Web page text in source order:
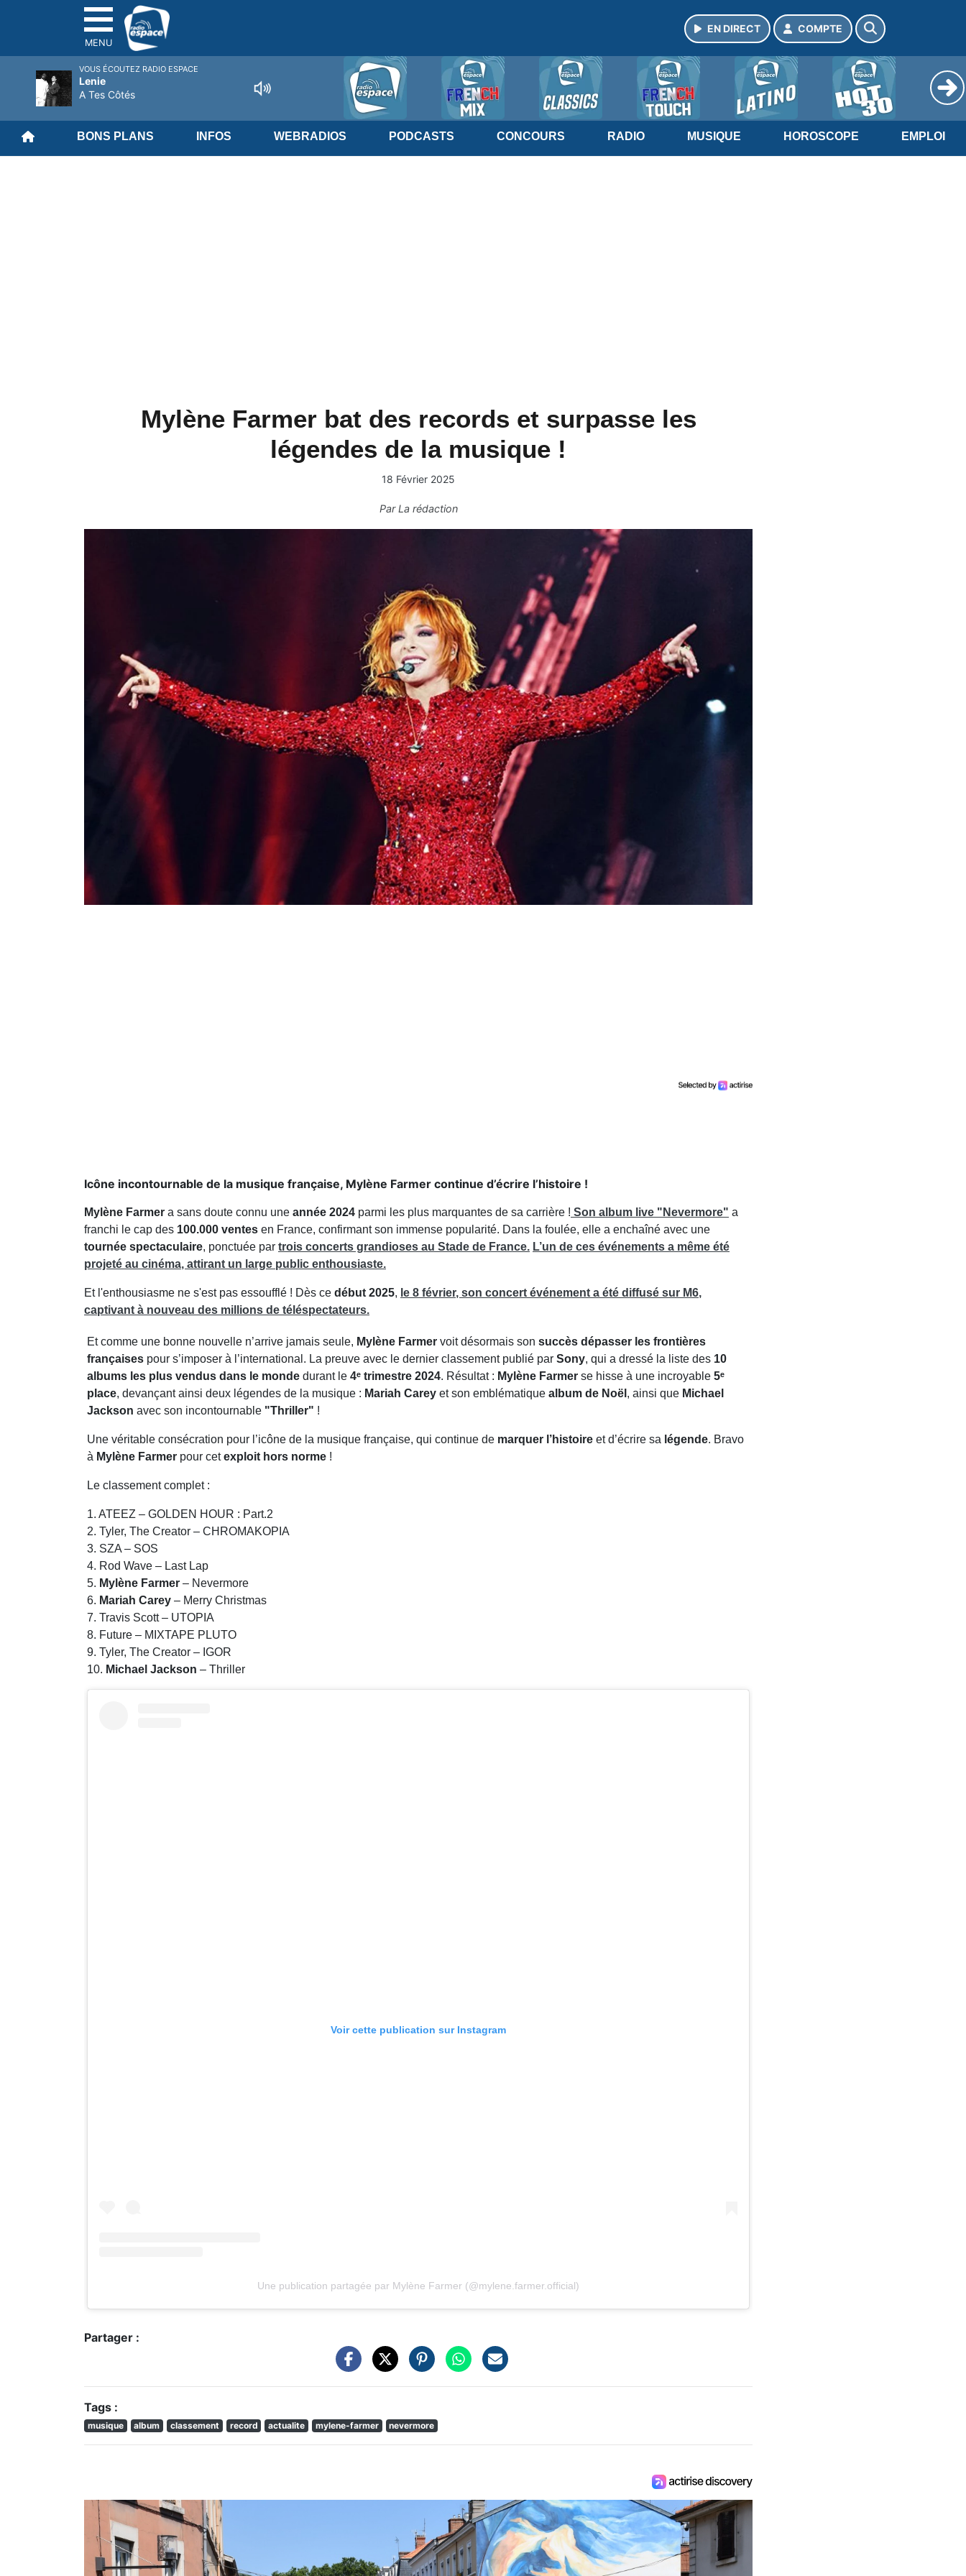
MENU
EN DIRECT COMPTE
BONS PLANS INFOS WEBRADIOS PODCASTS CONCOURS RADIO MUSIQUE HOROSCOPE EMPLOI
Mylène Farmer bat des records et surpasse les
légendes de la musique !
18 Février 2025
ParLa rédaction
Icône incontournable de la musique française, Mylène Farmer continue d’écrire l’histoire !
Mylène Farmer a sans doute connu une année 2024 parmi les plus marquantes de sa carrière ! Son album live "Nevermore" a
franchi le cap des 100.000 ventes en France, confirmant son immense popularité. Dans la foulée, elle a enchaîné avec une
tournée spectaculaire, ponctuée par trois concerts grandioses au Stade de France. L’un de ces événements a même été
projeté au cinéma, attirant un large public enthousiaste.
Et l'enthousiasme ne s'est pas essoufflé ! Dès ce début 2025, le 8 février, son concert événement a été diffusé sur M6,
captivant à nouveau des millions de téléspectateurs.
Et comme une bonne nouvelle n’arrive jamais seule, Mylène Farmer voit désormais son succès dépasser les frontières
françaises pour s’imposer à l’international. La preuve avec le dernier classement publié par Sony, qui a dressé la liste des 10
albums les plus vendus dans le monde durant le 4ᵉ trimestre 2024. Résultat : Mylène Farmer se hisse à une incroyable 5ᵉ
place, devançant ainsi deux légendes de la musique : Mariah Carey et son emblématique album de Noël , ainsi que Michael
Jackson avec son incontournable "Thriller" !
Une véritable consécration pour l’icône de la musique française, qui continue de marquer l’histoire et d’écrire sa légende. Bravo
à Mylène Farmer pour cetexploit hors norme !
Le classement complet :
1. ATEEZ – GOLDEN HOUR : Part.2
2. Tyler, The Creator – CHROMAKOPIA
3. SZA – SOS
4. Rod Wave – Last Lap
5. Mylène Farmer – Nevermore
6. Mariah Carey – Merry Christmas
7. Travis Scott – UTOPIA
8. Future – MIXTAPE PLUTO
9. Tyler, The Creator – IGOR
10. Michael Jackson – Thriller
Voir cette publication sur Instagram
Une publication partagée par Mylène Farmer (@mylene.farmer.official)
Partager :
Tags :
musique album classement record actualite mylene-farmer nevermore
VOUS ÉCOUTEZ RADIO ESPACE
Lenie
A Tes Côtés